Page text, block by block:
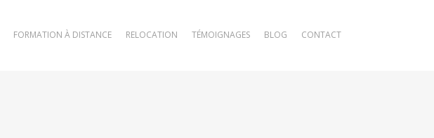
FORMATION À DISTANCE RELOCATION TÉMOIGNAGES BLOG CONTACT